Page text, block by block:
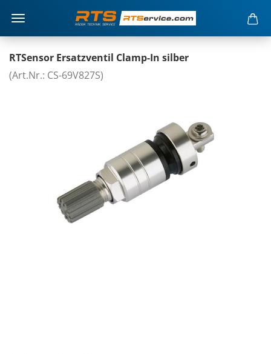
RTSensor Ersatzventil Clamp-In silber
(Art.Nr.: CS-69V827S)